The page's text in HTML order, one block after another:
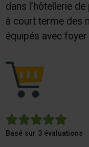
dans l’hôtellerie
à court terme des
équipés avec
5
Basé sur 3 évaluations